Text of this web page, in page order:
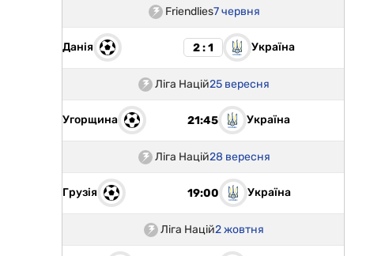
Friendlies7 червня
Данія 2 : 1 Україна
Ліга Націй25 вересня
Угорщина 21:45 Україна
Ліга Націй28 вересня
Грузія 19:00 Україна
Ліга Націй2 жовтня